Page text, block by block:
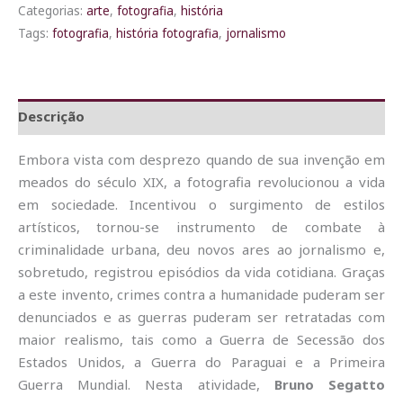
Categorias: arte, fotografia, história
Tags: fotografia, história fotografia, jornalismo
Descrição
Embora vista com desprezo quando de sua invenção em
meados do século XIX, a fotografia revolucionou a vida
em sociedade. Incentivou o surgimento de estilos
artísticos, tornou-se instrumento de combate à
criminalidade urbana, deu novos ares ao jornalismo e,
sobretudo, registrou episódios da vida cotidiana. Graças
a este invento, crimes contra a humanidade puderam ser
denunciados e as guerras puderam ser retratadas com
maior realismo, tais como a Guerra de Secessão dos
Estados Unidos, a Guerra do Paraguai e a Primeira
Guerra Mundial. Nesta atividade, Bruno Segatto